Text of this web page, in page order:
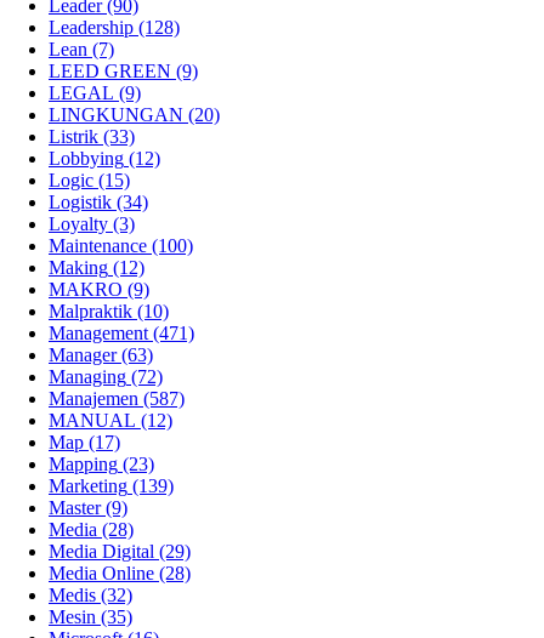
Leader(90)
Leadership (128)
Lean (7)
LEED GREEN (9)
LEGAL (9)
LINGKUNGAN (20)
Listrik (33)
Lobbying (12)
Logic (15)
Logistik (34)
Loyalty (3)
Maintenance (100)
Making (12)
MAKRO (9)
Malpraktik (10)
Management(471)
Manager(63)
Managing (72)
Manajemen (587)
MANUAL (12)
Map (17)
Mapping (23)
Marketing (139)
Master(9)
Media (28)
Media Digital (29)
Media Online (28)
Medis (32)
Mesin (35)